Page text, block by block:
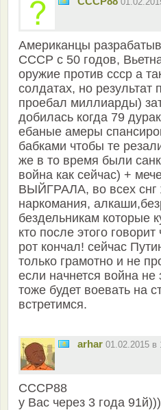
Американцы
СССР с 50 годов,
оружие против ссср а
солдатах, но результат
проебал миллиарды)
добилась когда 79
ебаные амеры
бабками чтобы те
же в то время были
война как сейчас) +
ВЫЙГРАЛА, во всех снг
наркомания,
бездельникам которые
кто после этого
рот кончал! сейчас
только грамотно и не
если начнется война не
тоже будет воевать на
встретимся.
arhar 01.02.2015
СССР88
у Вас через 3 года 91й)))